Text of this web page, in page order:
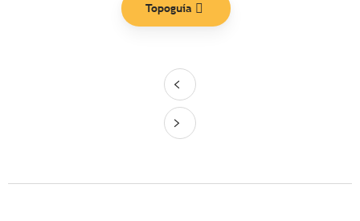
Topoguía